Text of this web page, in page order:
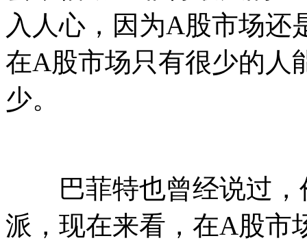
入人心，因为A股市场还
在A股市场只有很少的人
少。
巴菲特也曾经说过，
派，现在来看，在A股市